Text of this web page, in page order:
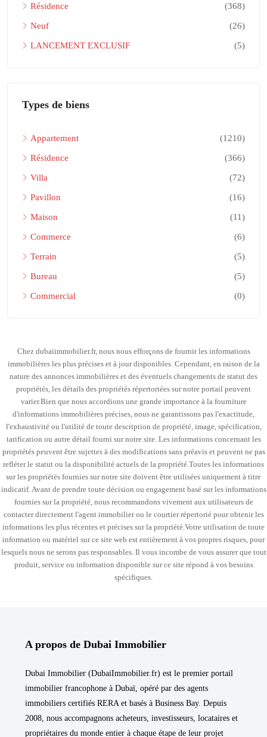
Résidence (368)
Neuf (26)
LANCEMENT EXCLUSIF (5)
Types de biens
Appartement (1210)
Résidence (366)
Villa (72)
Pavillon (16)
Maison (11)
Commerce (6)
Terrain (5)
Bureau (5)
Commercial (0)
Chez dubaiimmobilier.fr, nous nous efforçons de fournir les informations
immobilières les plus précises et à jour disponibles. Cependant, en raison de la
nature des annonces immobilières et des éventuels changements de statut des
propriétés, les détails des propriétés répertoriées sur notre portail peuvent
varier.Bien que nous accordions une grande importance à la fourniture
d'informations immobilières précises, nous ne garantissons pas l'exactitude,
l'exhaustivité ou l'utilité de toute description de propriété, image, spécification,
tarification ou autre détail fourni sur notre site. Les informations concernant les
propriétés peuvent être sujettes à des modifications sans préavis et peuvent ne pas
refléter le statut ou la disponibilité actuels de la propriété.Toutes les informations
sur les propriétés fournies sur notre site doivent être utilisées uniquement à titre
indicatif. Avant de prendre toute décision ou engagement basé sur les informations
fournies sur la propriété, nous recommandons vivement aux utilisateurs de
contacter directement l'agent immobilier ou le courtier répertorié pour obtenir les
informations les plus récentes et précises sur la propriété.Votre utilisation de toute
information ou matériel sur ce site web est entièrement à vos propres risques, pour
lesquels nous ne serons pas responsables. Il vous incombe de vous assurer que tout
produit, service ou information disponible sur ce site répond à vos besoins
spécifiques.
A propos de Dubai Immobilier
Dubai Immobilier (DubaiImmobilier.fr) est le premier portail
immobilier francophone à Dubaï, opéré par des agents
immobiliers certifiés RERA et basés à Business Bay. Depuis
2008, nous accompagnons acheteurs, investisseurs, locataires et
propriétaires du monde entier à chaque étape de leur projet